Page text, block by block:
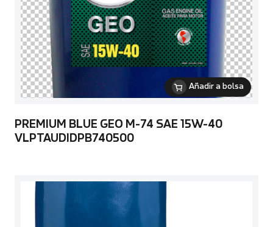
Añadir a bolsa
PREMIUM BLUE GEO M-74 SAE 15W-40
VLPTAUDIDPB740500